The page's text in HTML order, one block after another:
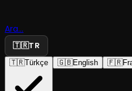
Ara...
🇹🇷TR
🇹🇷Türkçe 🇬🇧English 🇫🇷
Şiir